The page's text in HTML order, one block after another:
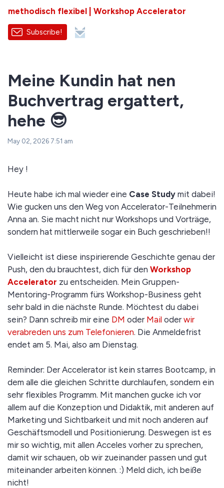
methodisch flexibel | Workshop Accelerator
Subscribe!
Meine Kundin hat nen
Buchvertrag ergattert,
hehe 😎
May 02, 2026 7:51 am
Hey !
Heute habe ich mal wieder eine Case Study mit dabei!
Wie gucken uns den Weg von Accelerator-Teilnehmerin
Anna an. Sie macht nicht nur Workshops und Vorträge,
sondern hat mittlerweile sogar ein Buch geschrieben!!
Vielleicht ist diese inspirierende Geschichte genau der
Push, den du brauchtest, dich für den Workshop
Accelerator zu entscheiden. Mein Gruppen-
Mentoring-Programm fürs Workshop-Business geht
sehr bald in die nächste Runde. Möchtest du dabei
sein? Dann schreib mir eine DM oder Mail oder wir
verabreden uns zum Telefonieren. Die Anmeldefrist
endet am 5. Mai, also am Dienstag.
Reminder: Der Accelerator ist kein starres Bootcamp, in
dem alle die gleichen Schritte durchlaufen, sondern ein
sehr flexibles Programm. Mit manchen gucke ich vor
allem auf die Konzeption und Didaktik, mit anderen auf
Marketing und Sichtbarkeit und mit noch anderen auf
Geschäftsmodell und Positionierung. Deswegen ist es
mir so wichtig, mit allen Acceles vorher zu sprechen,
damit wir schauen, ob wir zueinander passen und gut
miteinander arbeiten können. :) Meld dich, ich beiße
nicht!